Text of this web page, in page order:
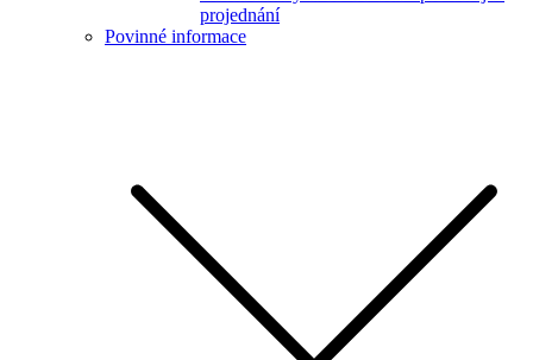
projednání
Povinné informace